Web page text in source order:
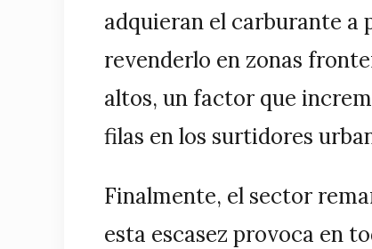
adquieran el carburante a
revenderlo en zonas
altos, un factor que
filas en los surtidores
Finalmente, el sector
esta escasez provoca en